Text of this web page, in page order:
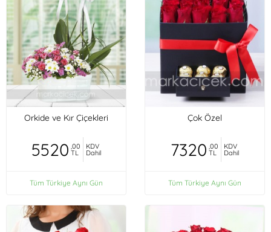
Orkide ve Kır Çiçekleri
5520 ,00
TL
KDV
Dahil
Tüm Türkiye Aynı Gün
Çok Özel
7320 ,00
TL
KDV
Dahil
Tüm Türkiye Aynı Gün